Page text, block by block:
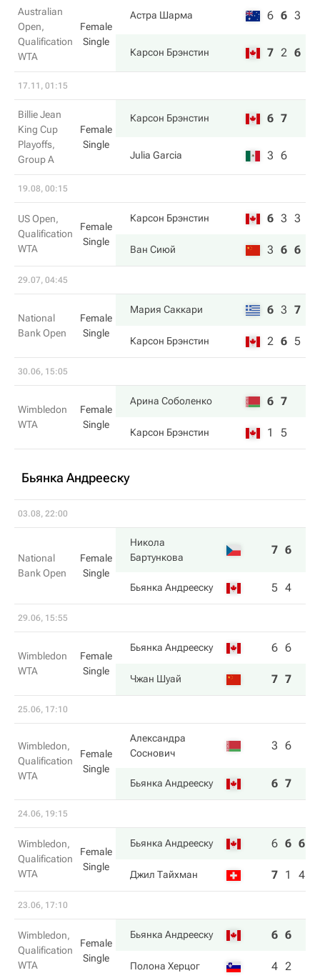
Australian
Open,
Qualification
WTA
Female
Single
Астра Шарма 6 6 3
Карсон Брэнстин 7 2 6
17.11, 01:15
Billie Jean
King Cup
Playoffs,
Group A
Female
Single
Карсон Брэнстин 6 7
Julia Garcia 3 6
19.08, 00:15
US Open,
Qualification
WTA
Female
Single
Карсон Брэнстин 6 3 3
Ван Сиюй 3 6 6
29.07, 04:45
National
Bank Open
Female
Single
Мария Саккари 6 3 7
Карсон Брэнстин 2 6 5
30.06, 15:05
Wimbledon
WTA
Female
Single
Арина Соболенко 6 7
Карсон Брэнстин 1 5
Бьянка Андрееску
03.08, 22:00
National
Bank Open
Female
Single
Никола
Бартункова
7 6
Бьянка Андрееску 5 4
29.06, 15:55
Wimbledon
WTA
Female
Single
Бьянка Андрееску 6 6
Чжан Шуай 7 7
25.06, 17:10
Wimbledon,
Qualification
WTA
Female
Single
Александра
Соснович
3 6
Бьянка Андрееску 6 7
24.06, 19:15
Wimbledon,
Qualification
WTA
Female
Single
Бьянка Андрееску 6 6 6
Джил Тайхман 7 1 4
23.06, 17:10
Wimbledon,
Qualification
WTA
Female
Single
Бьянка Андрееску 6 6
Полона Херцог 4 2